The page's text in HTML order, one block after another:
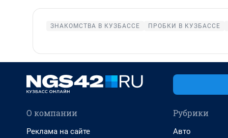
ЗНАКОМСТВА В КУЗБАССЕ ПРОБКИ В КУЗБАССЕ
О компании
Реклама на сайте
Рубрики
Авто